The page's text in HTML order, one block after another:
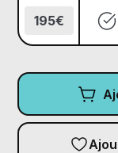
195€